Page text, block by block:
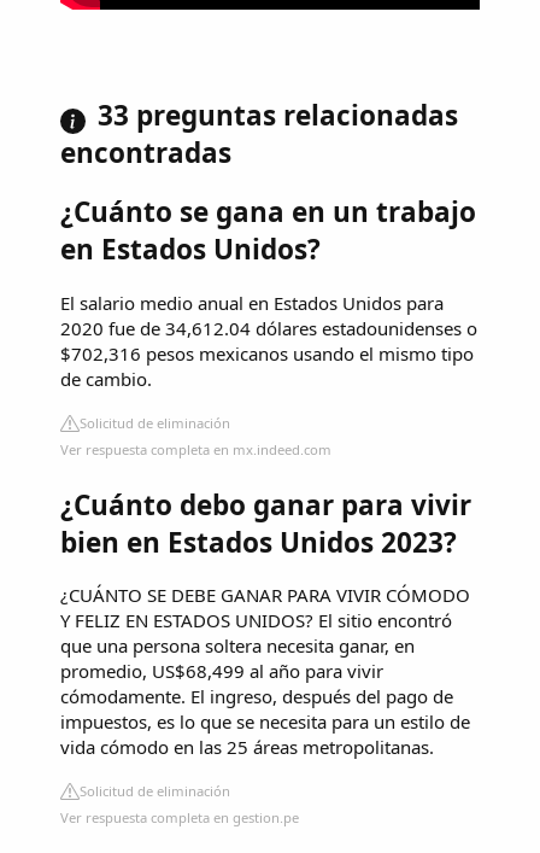
33 preguntas relacionadas
encontradas
¿Cuánto se gana en un trabajo
en Estados Unidos?
El salario medio anual en Estados Unidos para
2020 fue de 34,612.04 dólares estadounidenses o
$702,316 pesos mexicanos usando el mismo tipo
de cambio.
Solicitud de eliminación
Ver respuesta completa en mx.indeed.com
¿Cuánto debo ganar para vivir
bien en Estados Unidos 2023?
¿CUÁNTO SE DEBE GANAR PARA VIVIR CÓMODO
Y FELIZ EN ESTADOS UNIDOS? El sitio encontró
que una persona soltera necesita ganar, en
promedio, US$68,499 al año para vivir
cómodamente. El ingreso, después del pago de
impuestos, es lo que se necesita para un estilo de
vida cómodo en las 25 áreas metropolitanas.
Solicitud de eliminación
Ver respuesta completa en gestion.pe